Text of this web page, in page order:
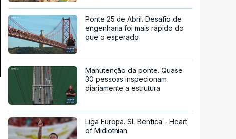
Ponte 25 de Abril. Desafio de
engenharia foi mais rápido do
que o esperado
Manutenção da ponte. Quase
30 pessoas inspecionam
diariamente a estrutura
Liga Europa. SL Benfica - Heart
of Midlothian